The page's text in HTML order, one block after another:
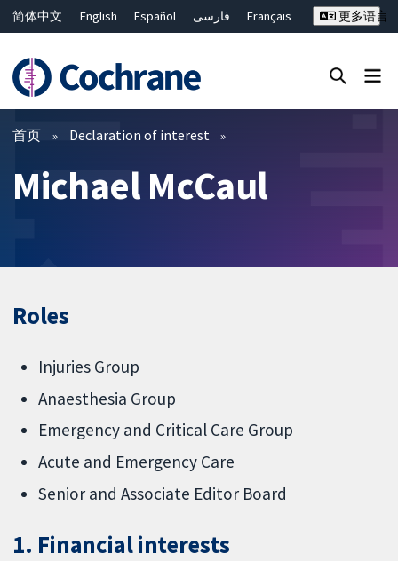
简体中文 English Español فارسی
Français
ไทย
繁體中文
更多语言
过滤
首页 Declaration of interest
Michael McCaul
Roles
Injuries Group
Anaesthesia Group
Emergency and Critical Care Group
Acute and Emergency Care
Senior and Associate Editor Board
1. Financial interests